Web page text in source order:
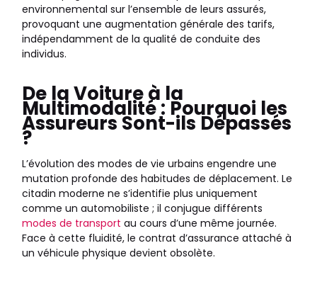
environnemental sur l’ensemble de leurs assurés,
provoquant une augmentation générale des tarifs,
indépendamment de la qualité de conduite des
individus.
De la Voiture à la
Multimodalité : Pourquoi les
Assureurs Sont-ils Dépassés
?
L’évolution des modes de vie urbains engendre une
mutation profonde des habitudes de déplacement. Le
citadin moderne ne s’identifie plus uniquement
comme un automobiliste ; il conjugue différents
modes de transport au cours d’une même journée.
Face à cette fluidité, le contrat d’assurance attaché à
un véhicule physique devient obsolète.